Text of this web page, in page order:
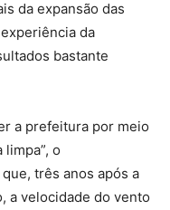
da expansão das
da
bastante
a prefeitura por meio
o
três anos após a
a velocidade do vento